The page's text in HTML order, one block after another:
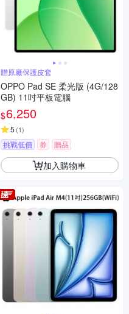
贈原廠保護皮套
OPPO Pad SE 柔光版 (4G/128
GB) 11吋平板電腦
$6,250
5 (1)
挑戰低價 券 贈品
加入購物車